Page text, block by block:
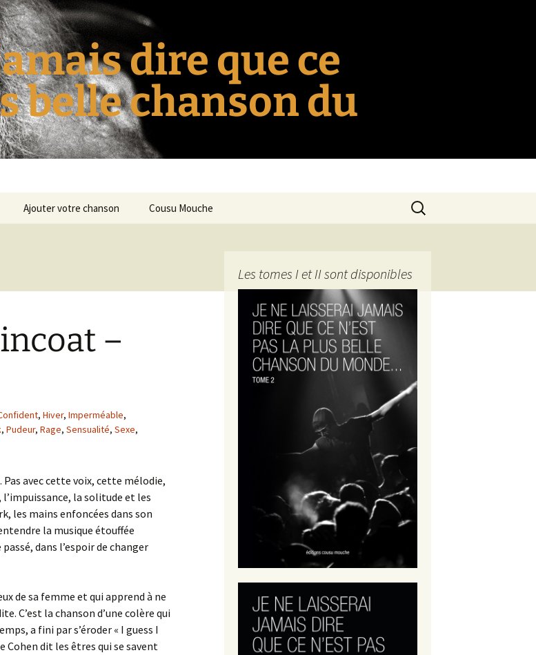
dire que ce
belle chanson du
Ajouter votre chanson Cousu Mouche
Rechercher :
–
, Hiver, Imperméable,
, Pudeur, Rage, Sensualité, Sexe,
avec cette voix, cette mélodie,
la solitude et les
les mains enfoncées dans son
la musique étouffée
dans l’espoir de changer
de sa femme et qui apprend à ne
C’est la chanson d’une colère qui
a fini par s’éroder « I guess I
Cohen dit les êtres qui se savent
Les tomes I et II sont disponibles